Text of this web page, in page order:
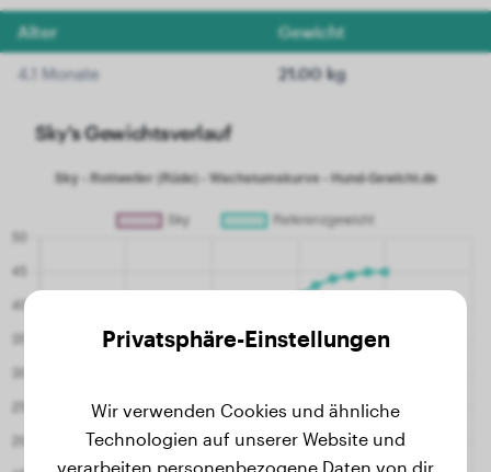
Alter Gewicht
4.1 Monate 21.00 kg
Sky's Gewichtsverlauf
Privatsphäre-Einstellungen
Wir verwenden Cookies und ähnliche
Technologien auf unserer Website und
verarbeiten personenbezogene Daten von dir